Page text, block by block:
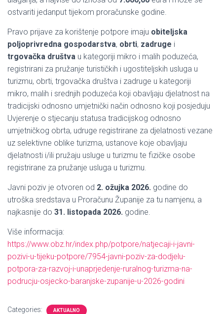
ostvariti jedanput tijekom proračunske godine.
Pravo prijave za korištenje potpore imaju obiteljska
poljoprivredna gospodarstva, obrti, zadruge i
trgovačka društva u kategoriji mikro i malih poduzeća,
registrirani za pružanje turističkih i ugostiteljskih usluga u
turizmu, obrti, trgovačka društva i zadruge u kategoriji
mikro, malih i srednjih poduzeća koji obavljaju djelatnost na
tradicijski odnosno umjetnički način odnosno koji posjeduju
Uvjerenje o stjecanju statusa tradicijskog odnosno
umjetničkog obrta, udruge registrirane za djelatnosti vezane
uz selektivne oblike turizma, ustanove koje obavljaju
djelatnosti i/ili pružaju usluge u turizmu te fizičke osobe
registrirane za pružanje usluga u turizmu.
Javni poziv je otvoren od 2. ožujka 2026. godine do
utroška sredstava u Proračunu Županije za tu namjenu, a
najkasnije do 31. listopada 2026. godine.
Više informacija:
https://www.obz.hr/index.php/potpore/natjecaji-i-javni-
pozivi-u-tijeku-potpore/7954-javni-poziv-za-dodjelu-
potpora-za-razvoj-i-unaprjedenje-ruralnog-turizma-na-
podrucju-osjecko-baranjske-zupanije-u-2026-godini
Categories: AKTUALNO